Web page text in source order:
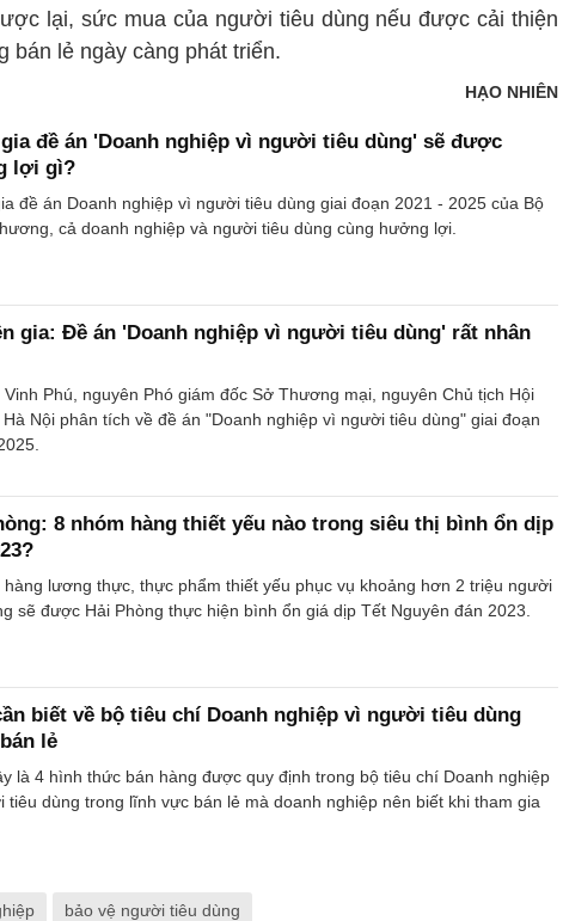
lại, sức mua của người tiêu dùng nếu được cải thiện
bán lẻ ngày càng phát triển.
HẠO NHIÊN
đề án 'Doanh nghiệp vì người tiêu dùng' sẽ được
lợi gì?
đề án Doanh nghiệp vì người tiêu dùng giai đoạn 2021 - 2025 của Bộ
cả doanh nghiệp và người tiêu dùng cùng hưởng lợi.
gia: Đề án 'Doanh nghiệp vì người tiêu dùng' rất nhân
Vinh Phú, nguyên Phó giám đốc Sở Thương mại, nguyên Chủ tịch Hội
Hà Nội phân tích về đề án "Doanh nghiệp vì người tiêu dùng" giai đoạn
8 nhóm hàng thiết yếu nào trong siêu thị bình ổn dịp
hàng lương thực, thực phẩm thiết yếu phục vụ khoảng hơn 2 triệu người
sẽ được Hải Phòng thực hiện bình ổn giá dịp Tết Nguyên đán 2023.
biết về bộ tiêu chí Doanh nghiệp vì người tiêu dùng
lẻ
là 4 hình thức bán hàng được quy định trong bộ tiêu chí Doanh nghiệp
tiêu dùng trong lĩnh vực bán lẻ mà doanh nghiệp nên biết khi tham gia
bảo vệ người tiêu dùng